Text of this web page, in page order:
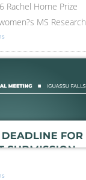
Rachel Horne Prize
MS Research